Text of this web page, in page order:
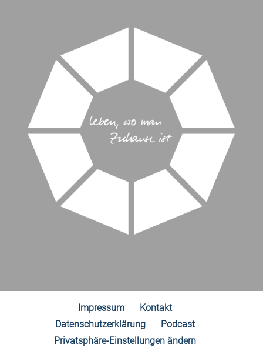
Impressum
Kontakt
Datenschutzerklärung
Podcast
Privatsphäre-Einstellungen ändern